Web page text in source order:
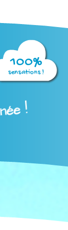
100%
sensations !
!